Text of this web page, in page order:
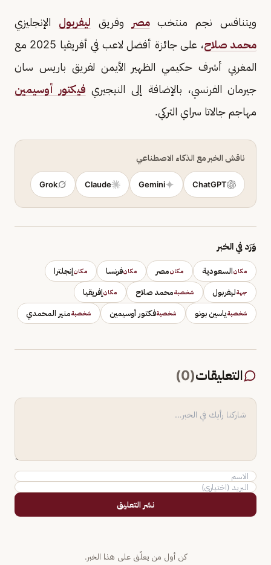
ويتنافس نجم منتخبمصر وفريق ليفربول الإنجليزي
محمد صلاح
، على جائزة أفضل لاعب في أفريقيا 2025 مع
المغربي أشرف حكيمي الظهير الأيمن لفريق باريس سان
جيرمان الفرنسي، بالإضافة إلى النيجيري فيكتور أوسيمين
مهاجم جالاتا سراي التركي.
ناقش الخبر مع الذكاء الاصطناعي
ChatGPT
Gemini
Claude
Grok
وَرَد في الخبر
مكانالسعودية مكانمصر مكانفرنسا مكانإنجلترا
جهةليفربول شخصيةمحمد صلاح مكانإفريقيا
شخصيةياسين بونو شخصيةفكتور أوسيمين شخصيةمنير المحمدي
التعليقات(
0
)
نشر التعليق
كن أول من يعلّق على هذا الخبر.